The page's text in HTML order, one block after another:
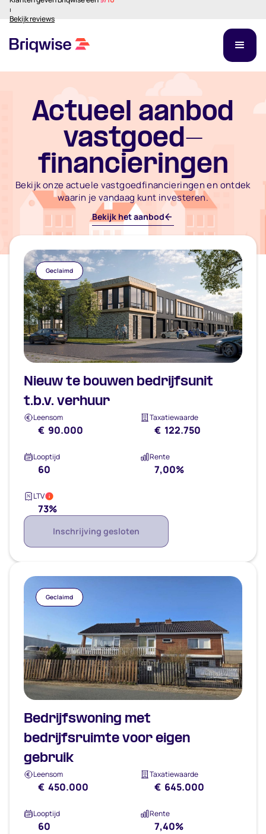
⏐
Bekijk reviews
Actueel aanbod
vastgoed-
financieringen
Bekijk onze actuele vastgoedfinancieringen en ontdek
waarin je vandaag kunt investeren.
Bekijk het aanbod
Nieuw te bouwen bedrijfsunit
t.b.v. verhuur
Leensom
€ 90.000
Taxatiewaarde
€ 122.750
Looptijd
60
Rente
7,00%
LTV i
73%
Inschrijving gesloten
Geclaimd
Bedrijfswoning met
bedrijfsruimte voor eigen
gebruik
Leensom
€ 450.000
Taxatiewaarde
€ 645.000
Looptijd
60
Rente
7,40%
Geclaimd